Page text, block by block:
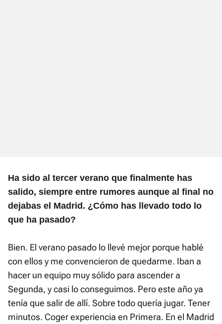
Ha sido al tercer verano que finalmente has
salido, siempre entre rumores aunque al final no
dejabas el Madrid. ¿Cómo has llevado todo lo
que ha pasado?
Bien. El verano pasado lo llevé mejor porque hablé
con ellos y me convencieron de quedarme. Iban a
hacer un equipo muy sólido para ascender a
Segunda, y casi lo conseguimos. Pero este año ya
tenía que salir de allí. Sobre todo quería jugar. Tener
minutos. Coger experiencia en Primera. En el Madrid